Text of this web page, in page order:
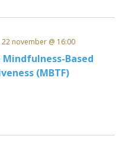
Based
(MBTF)
22 november @ 16:00